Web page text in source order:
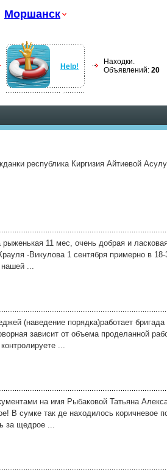
Моршанск
Help!
Находки.
Объявлений: 20
республика Киргизия Айтиевой
рыженькая 11 мес, очень добрая и
-Викулова 1 сентября примерно в
...
(наведение порядка)работает
зависит от объема проделанной
...
на имя Рыбаковой Татьяна
В сумке так де находилось
за щедрое ...